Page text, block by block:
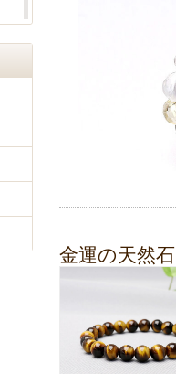
金運の天然石